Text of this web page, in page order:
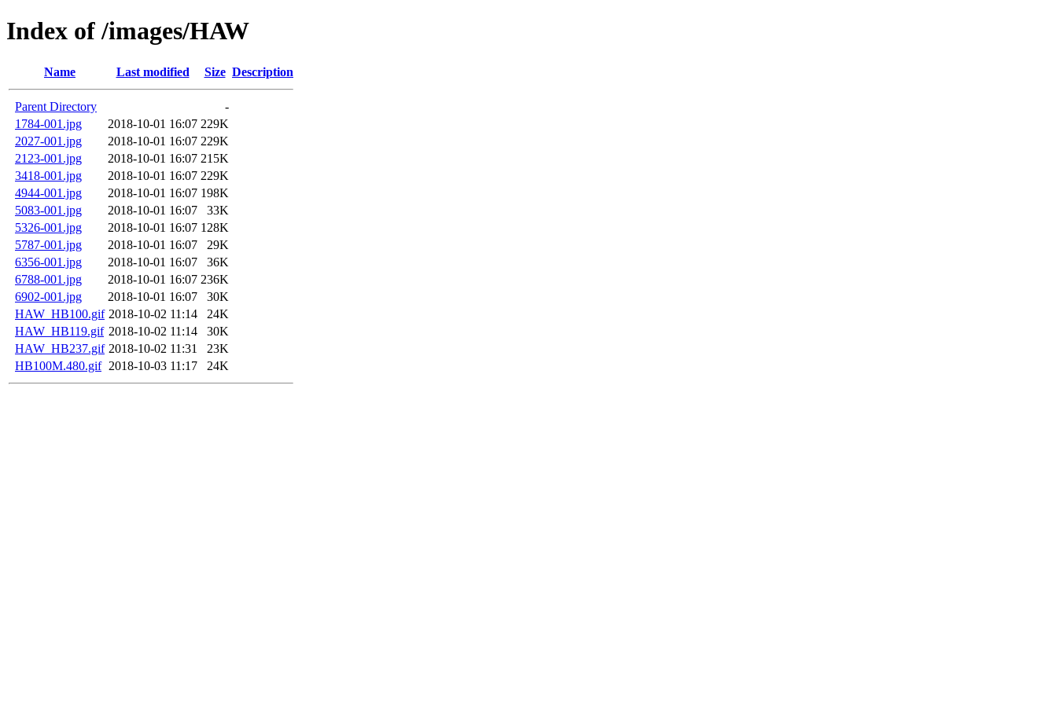
Index of /images/HAW
Name Last modified Size Description
Parent Directory
-
1784-001.jpg
2018-10-01 16:07 229K
2027-001.jpg
2018-10-01 16:07 229K
2123-001.jpg
2018-10-01 16:07 215K
3418-001.jpg
2018-10-01 16:07 229K
4944-001.jpg
2018-10-01 16:07 198K
5083-001.jpg
2018-10-01 16:07
33K
5326-001.jpg
2018-10-01 16:07 128K
5787-001.jpg
2018-10-01 16:07
29K
6356-001.jpg
2018-10-01 16:07
36K
6788-001.jpg
2018-10-01 16:07 236K
6902-001.jpg
2018-10-01 16:07
30K
HAW_HB100.gif 2018-10-02 11:14
24K
HAW_HB119.gif 2018-10-02 11:14
30K
HAW_HB237.gif 2018-10-02 11:31
23K
HB100M.480.gif 2018-10-03 11:17 24K